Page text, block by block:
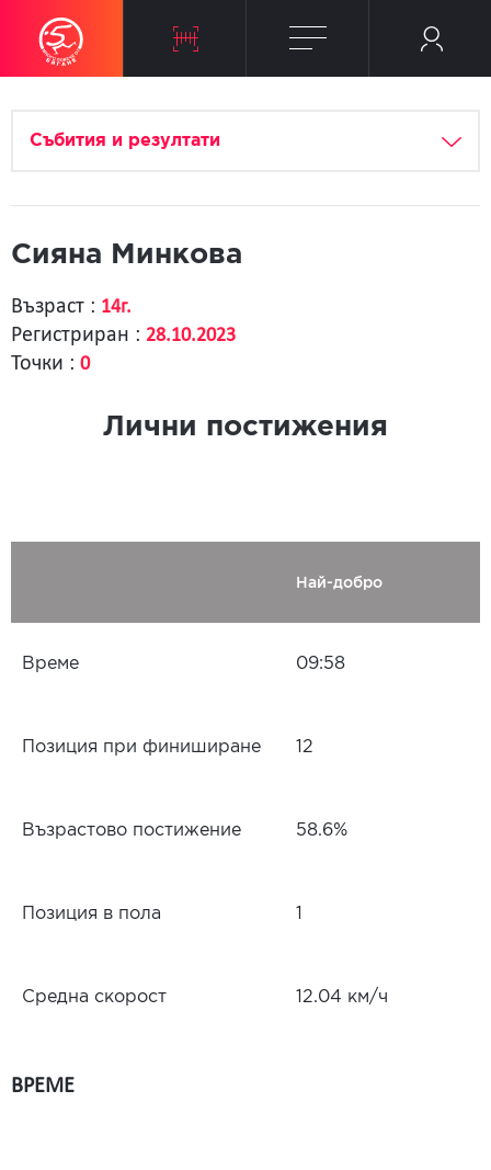
Събития и резултати
Сияна Минкова
Възраст : 14г.
Регистриран : 28.10.2023
Точки : 0
Лични постижения
Най-добро
Време 09:58
Позиция при финиширане 12
Възрастово постижение 58.6%
Позиция в пола
Средна скорост 12.04 км/ч
ВРЕМЕ